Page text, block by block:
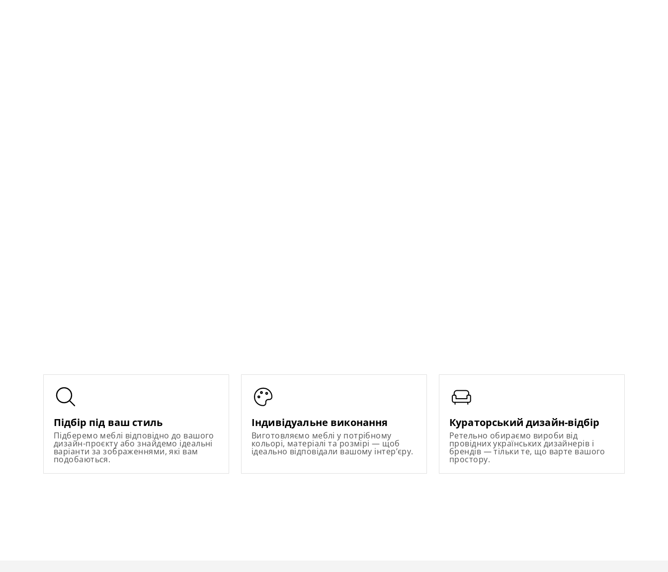
Підбір під ваш стиль
Підберемо меблі відповідно до вашого
дизайн-проєкту або знайдемо ідеальні
варіанти за зображеннями, які вам
подобаються.
Індивідуальне виконання
Виготовляємо меблі у потрібному
кольорі, матеріалі та розмірі — щоб
ідеально відповідали вашому інтер’єру.
Кураторський дизайн-відбір
Ретельно обираємо вироби від
провідних українських дизайнерів і
брендів — тільки те, що варте вашого
простору.